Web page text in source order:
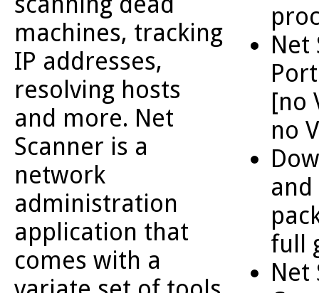
machines, tracking
IP addresses,
resolving hosts
and more. Net
Scanner is a
network
administration
application that
comes with a
Net
[no
no
and
full
Net